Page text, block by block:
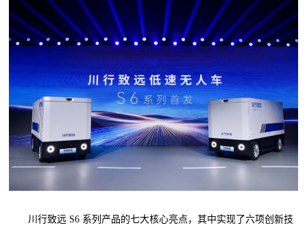
川行致远 S6 系列产品的七大核心亮点，其中实现了六项创新技